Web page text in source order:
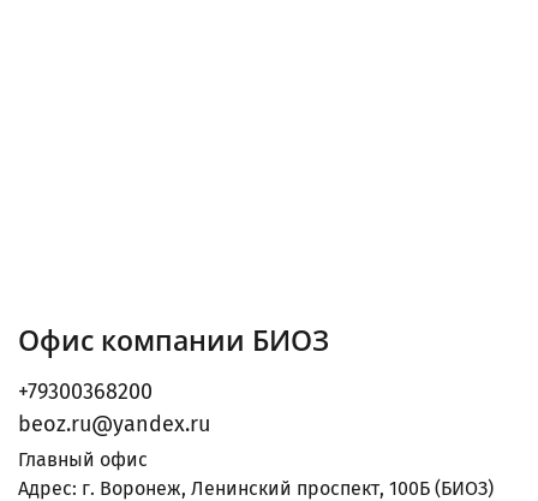
Офис компании БИОЗ
+79300368200
beoz.ru@yandex.ru
Главный офис
Адрес: г. Воронеж, Ленинский проспект, 100Б (БИОЗ)